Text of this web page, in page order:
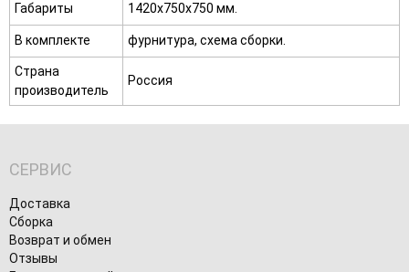
Габариты 1420х750х750 мм.
В комплекте фурнитура, схема сборки.
Страна
производитель
Россия
СЕРВИС
Доставка
Сборка
Возврат и обмен
Отзывы